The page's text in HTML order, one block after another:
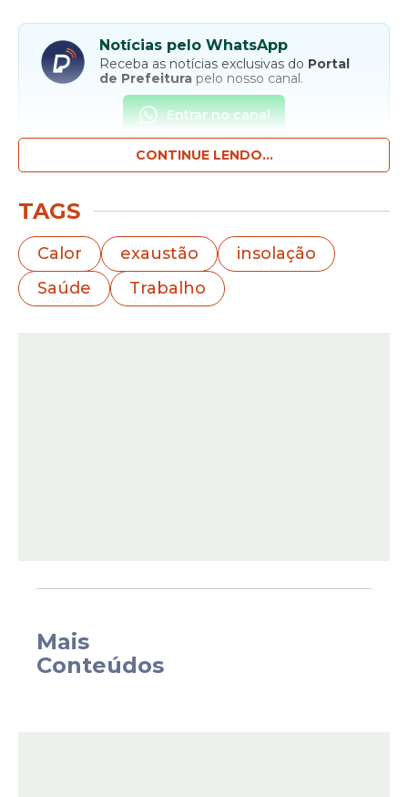
Notícias pelo WhatsApp
Receba as notícias exclusivas do Portal
de Prefeitura pelo nosso canal.
Entrar no canal
CONTINUE LENDO...
TAGS
Calor exaustão
insolação
Saúde
Trabalho
Mais
Conteúdos